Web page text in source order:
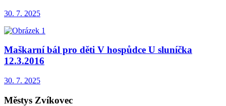
30. 7. 2025
Maškarní bál pro děti V hospůdce U sluníčka
12.3.2016
30. 7. 2025
Městys Zvíkovec